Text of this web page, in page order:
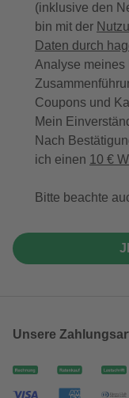
(inklusive den
bin mit der
Daten durch
Analyse meines
Coupons und
Mein
Nach
ich einen 10 €
Bitte beachte
Unsere